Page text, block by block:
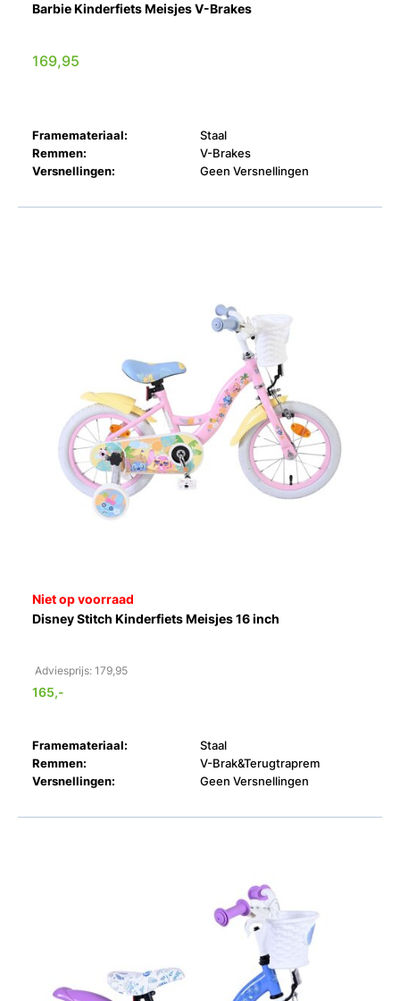
Barbie Kinderfiets Meisjes V-Brakes
169,95
Framemateriaal:
Staal
Remmen:
V-Brakes
Versnellingen:
Geen Versnellingen
Niet op voorraad
Disney Stitch Kinderfiets Meisjes 16 inch
Adviesprijs: 179,95
165,-
Framemateriaal:
Staal
Remmen:
V-Brak&Terugtraprem
Versnellingen:
Geen Versnellingen